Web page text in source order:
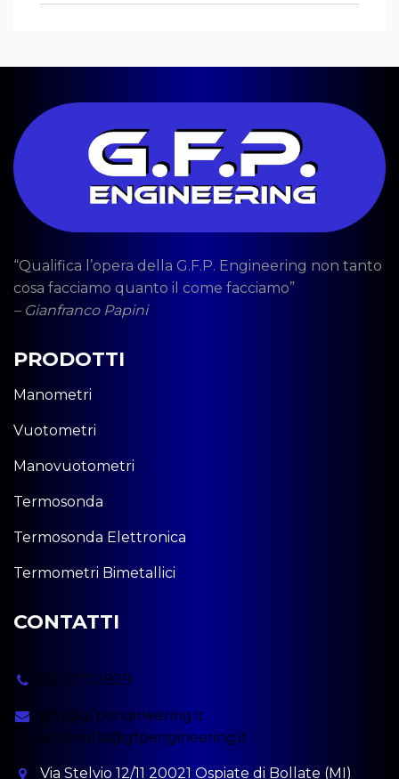
“Qualifica l’opera della G.F.P. Engineering non tanto
cosa facciamo quanto il come facciamo”
– Gianfranco Papini
PRODOTTI
Manometri
Vuotometri
Manovuotometri
Termosonda
Termosonda Elettronica
Termometri Bimetallici
CONTATTI
02 91702829
gfp@gfpengineering.it
antonella@gfpengineering.it
Via Stelvio 12/11 20021 Ospiate di Bollate (MI)